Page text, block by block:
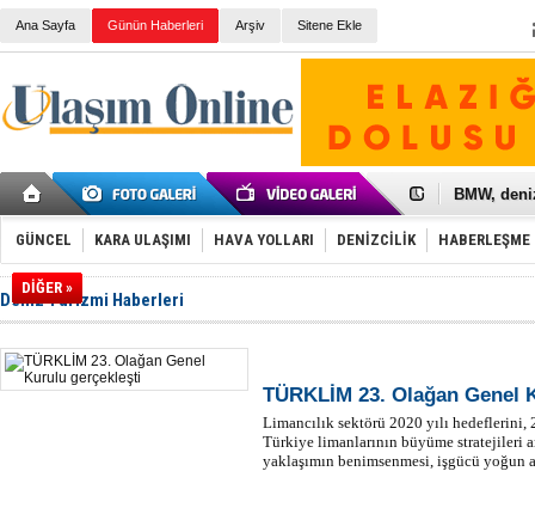
Ana Sayfa Günün Haberleri Arşiv Sitene Ekle
Galataport
BMW,
Kiralık
VW'de üst
Ünye
Otomobil
HAVAŞ 21
İran'a ait
'Jet uçak'
Rus savaş
GÜNCEL KARA ULAŞIMI HAVA YOLLARI DENİZCİLİK HABERLEŞME
DİĞER »
Deniz Turizmi Haberleri
TÜRKLİM 23. Olağan Genel
Limancılık sektörü 2020 yılı
Türkiye limanlarının büyüme stratejileri
yaklaşımın benimsenmesi, işgücü